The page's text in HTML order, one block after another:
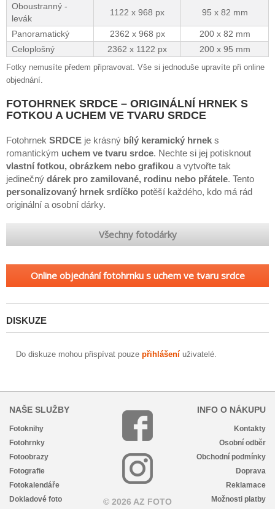
Oboustranný -
levák
1122 x 968 px 95 x 82 mm
Panoramatický 2362 x 968 px
200 x 82 mm
Celoplošný
2362 x 1122 px 200 x 95 mm
Fotky nemusíte předem připravovat. Vše si jednoduše upravíte při online
objednání.
FOTOHRNEK SRDCE – ORIGINÁLNÍ HRNEK S
FOTKOU A UCHEM VE TVARU SRDCE
Fotohrnek SRDCE je krásný bílý keramický hrnek s
romantickým uchem ve tvaru srdce. Nechte si jej potisknout
vlastní fotkou, obrázkem nebo grafikou a vytvořte tak
jedinečný dárek pro zamilované, rodinu nebo přátele. Tento
personalizovaný hrnek srdíčko potěší každého, kdo má rád
originální a osobní dárky.
Všechny fotodárky
Online objednání fotohrnku s uchem ve tvaru srdce
DISKUZE
Do diskuze mohou přispívat pouze přihlášení uživatelé.
NAŠE SLUŽBY
Fotoknihy
Fotohrnky
Fotoobrazy
Fotografie
Fotokalendáře
Dokladové foto
© 2026 AZ FOTO
INFO O NÁKUPU
Kontakty
Osobní odběr
Obchodní podmínky
Doprava
Reklamace
Možnosti platby